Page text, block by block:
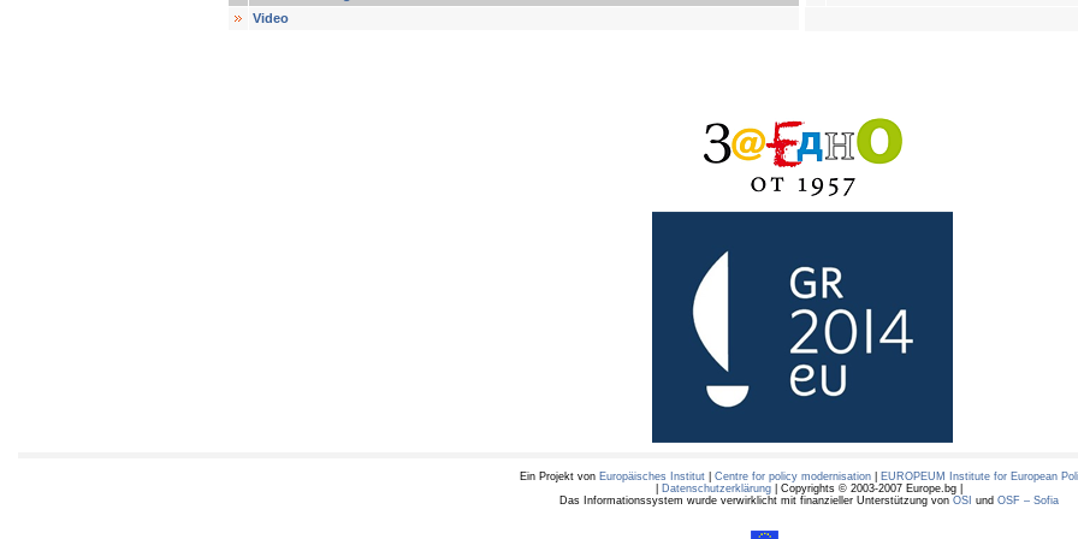
Video
Ein Projekt von Europäisches Institut Centre for policy modernisation EUROPEUM Institute for European
Datenschutzerklärung| Copyrights © 2003-2007 Europe.bg |
Das Informationssystem wurde verwirklicht mit finanzieller Unterstützung von OSI und OSF – Sofia